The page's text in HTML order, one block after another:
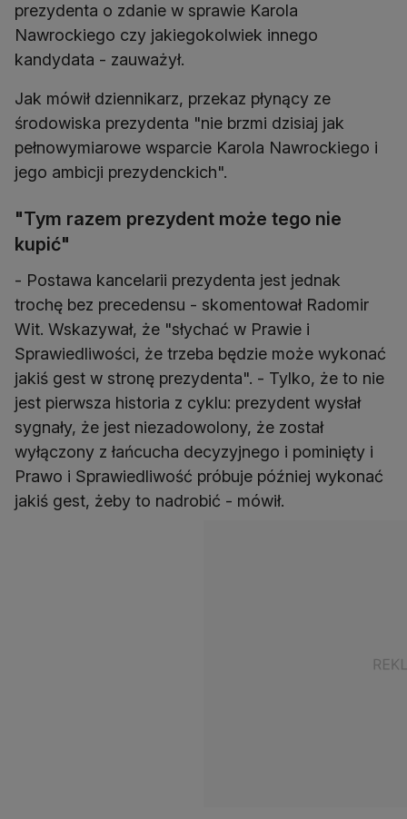
prezydenta o zdanie w sprawie Karola
Nawrockiego czy jakiegokolwiek innego
kandydata - zauważył.
Jak mówił dziennikarz, przekaz płynący ze
środowiska prezydenta "nie brzmi dzisiaj jak
pełnowymiarowe wsparcie Karola Nawrockiego i
jego ambicji prezydenckich".
"Tym razem prezydent może tego nie
kupić"
- Postawa kancelarii prezydenta jest jednak
trochę bez precedensu - skomentował Radomir
Wit. Wskazywał, że "słychać w Prawie i
Sprawiedliwości, że trzeba będzie może wykonać
jakiś gest w stronę prezydenta". - Tylko, że to nie
jest pierwsza historia z cyklu: prezydent wysłał
sygnały, że jest niezadowolony, że został
wyłączony z łańcucha decyzyjnego i pominięty i
Prawo i Sprawiedliwość próbuje później wykonać
jakiś gest, żeby to nadrobić - mówił.